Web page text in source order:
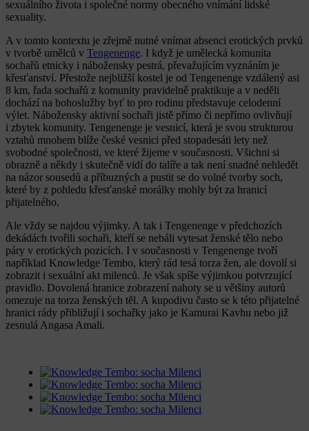
sexuálního života i společné normy obecného vnímání lidské
sexuality.
A v tomto kontextu je zřejmě nutné vnímat absenci erotických prvků
v tvorbě umělců v Tengenenge. I když je umělecká komunita
sochařů etnicky i nábožensky pestrá, převažujícím vyznáním je
křesťanství. Přestože nejbližší kostel je od Tengenenge vzdálený asi
8 km, řada sochařů z komunity pravidelně praktikuje a v neděli
dochází na bohoslužby byť to pro rodinu představuje celodenní
výlet. Nábožensky aktivní sochaři jistě přímo či nepřímo ovlivňují
i zbytek komunity. Tengenenge je vesnicí, která je svou strukturou
vztahů mnohem blíže české vesnici před stopadesáti lety než
svobodné společnosti, ve které žijeme v současnosti. Všichni si
obrazně a někdy i skutečně vidí do talíře a tak není snadné nehledět
na názor sousedů a příbuzných a pustit se do volné tvorby soch,
které by z pohledu křesťanské morálky mohly být za hranicí
přijatelného.
Ale vždy se najdou výjimky. A tak i Tengenenge v předchozích
dekádách tvořili sochaři, kteří se nebáli vytesat ženské tělo nebo
páry v erotických pozicích. I v současnosti v Tengenenge tvoří
například Knowledge Tembo, který rád tesá torza žen, ale dovolí si
zobrazit i sexuální akt milenců. Je však spíše výjimkou potvrzující
pravidlo. Dovolená hranice zobrazení nahoty se u většiny autorů
omezuje na torza ženských těl. A kupodivu často se k této přijatelné
hranici rády přibližují i sochařky jako je Kamurai Kavhu nebo již
zesnulá Angasa Amali.